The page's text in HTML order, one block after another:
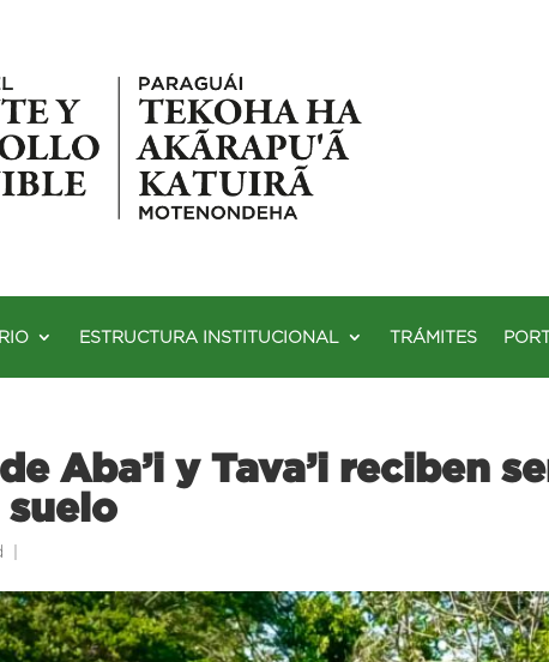
ESTRUCTURA INSTITUCIONAL TRÁMITES
Aba’i y Tava’i reciben